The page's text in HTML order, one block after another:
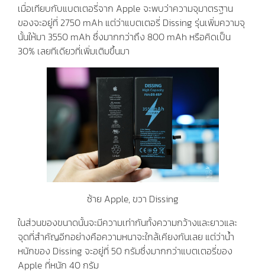
เมื่อเทียบกับแบตเตอรี่จาก Apple จะพบว่าความจุมาตรฐาน
ของจะอยู่ที่ 2750 mAh แต่ว่าแบตเตอรี่ Dissing รุ่นเพิ่มความจุ
นั้นให้มา 3550 mAh ซึ่งมากกว่าถึง 800 mAh หรือคิดเป็น
30% เลยทีเดียวที่เพิ่มเติมขึ้นมา
ซ้าย Apple, ขวา Dissing
ในส่วนของขนาดนั้นจะมีความเท่ากันทั้งความกว้างและยาวและ
จุดที่สำคัญอีกอย่างคือความหนาจะใกล้เคียงกันเลย แต่ว่าน้ำ
หนักของ Dissing จะอยู่ที่ 50 กรัมซึ่งมากกว่าแบตเตอรี่ของ
Apple ที่หนัก 40 กรัม